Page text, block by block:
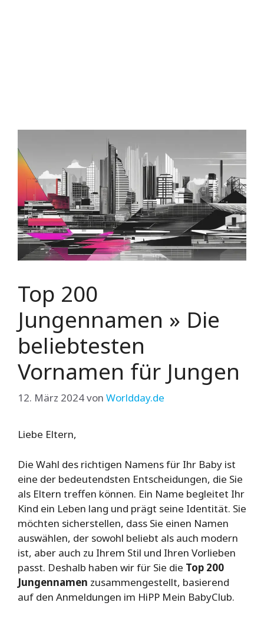
Top 200
Jungennamen » Die
beliebtesten
Vornamen für Jungen
12. März 2024von Worldday.de
Liebe Eltern,
Die Wahl des richtigen Namens für Ihr Baby ist
eine der bedeutendsten Entscheidungen, die Sie
als Eltern treffen können. Ein Name begleitet Ihr
Kind ein Leben lang und prägt seine Identität. Sie
möchten sicherstellen, dass Sie einen Namen
auswählen, der sowohl beliebt als auch modern
ist, aber auch zu Ihrem Stil und Ihren Vorlieben
passt. Deshalb haben wir für Sie die Top 200
Jungennamen zusammengestellt, basierend
auf den Anmeldungen im HiPP Mein BabyClub.